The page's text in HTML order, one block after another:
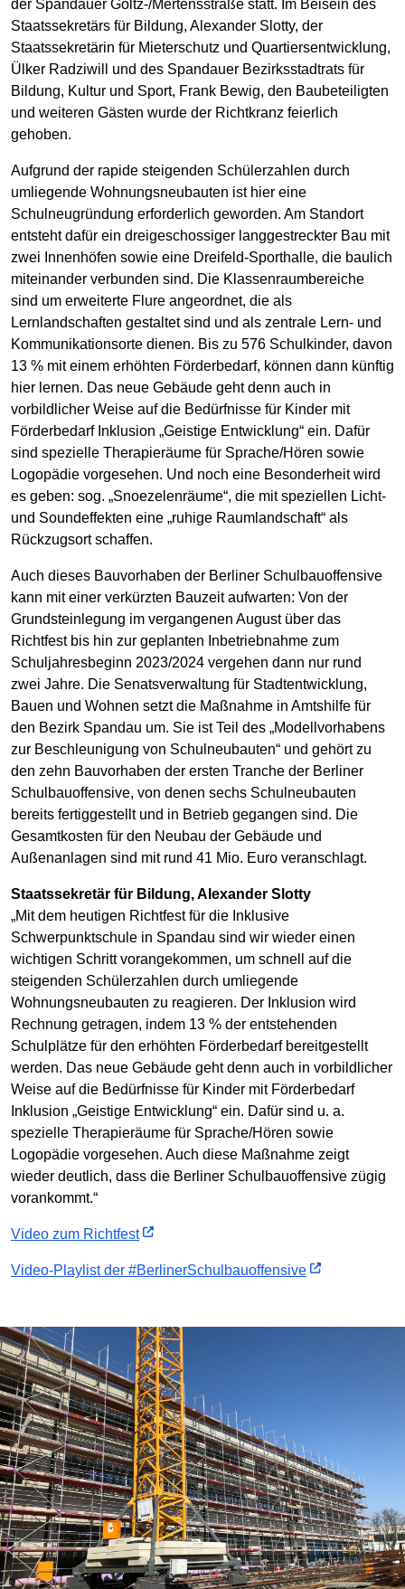
der Spandauer Goltz-/Mertensstraße statt. Im Beisein des
Staatssekretärs für Bildung, Alexander Slotty, der
Staatssekretärin für Mieterschutz und Quartiersentwicklung,
Ülker Radziwill und des Spandauer Bezirksstadtrats für
Bildung, Kultur und Sport, Frank Bewig, den Baubeteiligten
und weiteren Gästen wurde der Richtkranz feierlich
gehoben.
Aufgrund der rapide steigenden Schülerzahlen durch
umliegende Wohnungsneubauten ist hier eine
Schulneugründung erforderlich geworden. Am Standort
entsteht dafür ein dreigeschossiger langgestreckter Bau mit
zwei Innenhöfen sowie eine Dreifeld-Sporthalle, die baulich
miteinander verbunden sind. Die Klassenraumbereiche
sind um erweiterte Flure angeordnet, die als
Lernlandschaften gestaltet sind und als zentrale Lern- und
Kommunikationsorte dienen. Bis zu 576 Schulkinder, davon
13 % mit einem erhöhten Förderbedarf, können dann künftig
hier lernen. Das neue Gebäude geht denn auch in
vorbildlicher Weise auf die Bedürfnisse für Kinder mit
Förderbedarf Inklusion „Geistige Entwicklung“ ein. Dafür
sind spezielle Therapieräume für Sprache/Hören sowie
Logopädie vorgesehen. Und noch eine Besonderheit wird
es geben: sog. „Snoezelenräume“, die mit speziellen Licht-
und Soundeffekten eine „ruhige Raumlandschaft“ als
Rückzugsort schaffen.
Auch dieses Bauvorhaben der Berliner Schulbauoffensive
kann mit einer verkürzten Bauzeit aufwarten: Von der
Grundsteinlegung im vergangenen August über das
Richtfest bis hin zur geplanten Inbetriebnahme zum
Schuljahresbeginn 2023/2024 vergehen dann nur rund
zwei Jahre. Die Senatsverwaltung für Stadtentwicklung,
Bauen und Wohnen setzt die Maßnahme in Amtshilfe für
den Bezirk Spandau um. Sie ist Teil des „Modellvorhabens
zur Beschleunigung von Schulneubauten“ und gehört zu
den zehn Bauvorhaben der ersten Tranche der Berliner
Schulbauoffensive, von denen sechs Schulneubauten
bereits fertiggestellt und in Betrieb gegangen sind. Die
Gesamtkosten für den Neubau der Gebäude und
Außenanlagen sind mit rund 41 Mio. Euro veranschlagt.
Staatssekretär für Bildung, Alexander Slotty
„Mit dem heutigen Richtfest für die Inklusive
Schwerpunktschule in Spandau sind wir wieder einen
wichtigen Schritt vorangekommen, um schnell auf die
steigenden Schülerzahlen durch umliegende
Wohnungsneubauten zu reagieren. Der Inklusion wird
Rechnung getragen, indem 13 % der entstehenden
Schulplätze für den erhöhten Förderbedarf bereitgestellt
werden. Das neue Gebäude geht denn auch in vorbildlicher
Weise auf die Bedürfnisse für Kinder mit Förderbedarf
Inklusion „Geistige Entwicklung“ ein. Dafür sind u. a.
spezielle Therapieräume für Sprache/Hören sowie
Logopädie vorgesehen. Auch diese Maßnahme zeigt
wieder deutlich, dass die Berliner Schulbauoffensive zügig
vorankommt.“
Video zum Richtfest
Video-Playlist der #BerlinerSchulbauoffensive